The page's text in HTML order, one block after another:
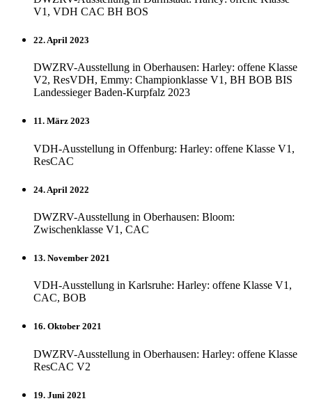
V1, VDH CAC BH BOS
22. April 2023
DWZRV-Ausstellung in Oberhausen: Harley: offene Klasse
V2, ResVDH, Emmy: Championklasse V1, BH BOB BIS
Landessieger Baden-Kurpfalz 2023
11. März 2023
VDH-Ausstellung in Offenburg: Harley: offene Klasse V1,
ResCAC
24. April 2022
DWZRV-Ausstellung in Oberhausen: Bloom:
Zwischenklasse V1, CAC
13. November 2021
VDH-Ausstellung in Karlsruhe: Harley: offene Klasse V1,
CAC, BOB
16. Oktober 2021
DWZRV-Ausstellung in Oberhausen: Harley: offene Klasse
ResCAC V2
19. Juni 2021